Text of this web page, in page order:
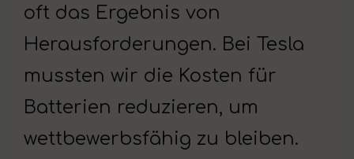
oft das Ergebnis von
Herausforderungen. Bei Tesla
mussten wir die Kosten für
Batterien reduzieren, um
wettbewerbsfähig zu bleiben.